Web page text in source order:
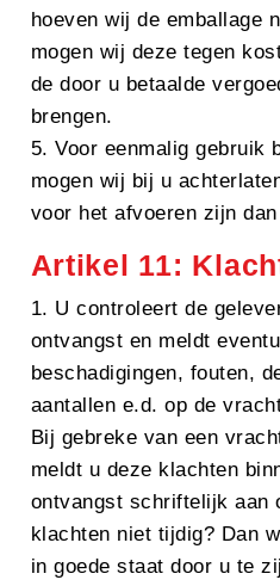
hoeven wij de emballage
mogen wij deze tegen
de door u betaalde
brengen.
5. Voor eenmalig gebruik
mogen wij bij u
voor het afvoeren zijn
Artikel 11:
1. U controleert de
ontvangst en meldt
beschadigingen, fouten,
aantallen e.d. op de
Bij gebreke van een
meldt u deze klachten
ontvangst schriftelijk aan
klachten niet tijdig? Dan
in goede staat door u te